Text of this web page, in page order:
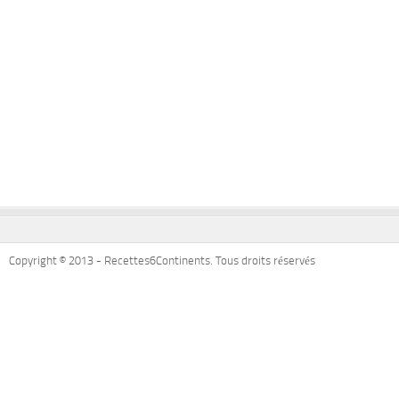
Copyright © 2013 - Recettes6Continents. Tous droits réservés